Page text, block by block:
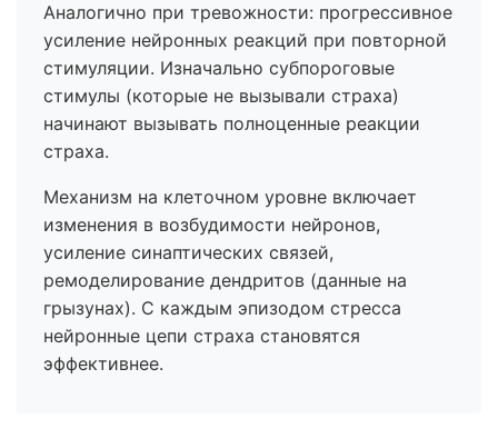
Аналогично при тревожности: прогрессивное
усиление нейронных реакций при повторной
стимуляции. Изначально субпороговые
стимулы (которые не вызывали страха)
начинают вызывать полноценные реакции
страха.
Механизм на клеточном уровне включает
изменения в возбудимости нейронов,
усиление синаптических связей,
ремоделирование дендритов (данные на
грызунах). С каждым эпизодом стресса
нейронные цепи страха становятся
эффективнее.